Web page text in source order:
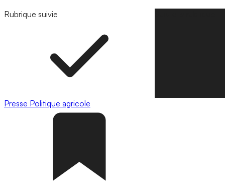
Rubrique suivie
Presse Politique agricole